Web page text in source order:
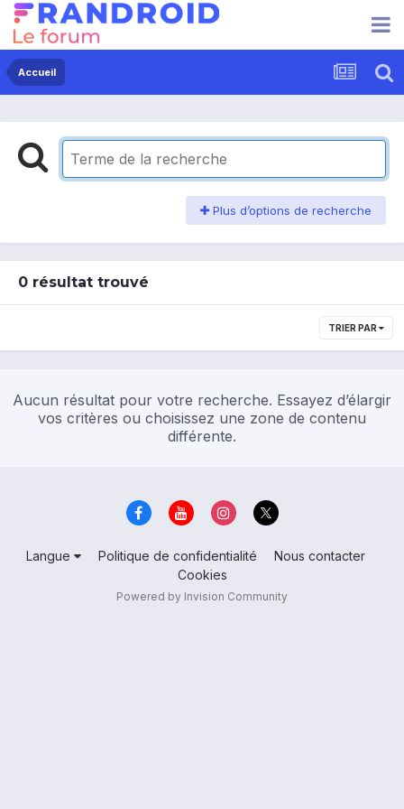
Accueil
Plus d’options de recherche
0 résultat trouvé
TRIER PAR
Aucun résultat pour votre recherche. Essayez d’élargir
vos critères ou choisissez une zone de contenu
différente.
Langue Politique de confidentialité
Nous contacter
Cookies
Powered by Invision Community